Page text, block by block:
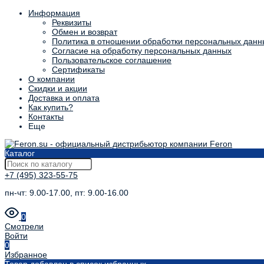
Информация
Реквизиты
Обмен и возврат
Политика в отношении обработки персональных
Согласие на обработку персональных данных
Пользовательское соглашение
Сертификаты
О компании
Скидки и акции
Доставка и оплата
Как купить?
Контакты
Еще
Каталог
+7 (495) 323-55-75
пн-чт: 9.00-17.00, пт: 9.00-16.00
0
Смотрели
Войти
0
Избранное